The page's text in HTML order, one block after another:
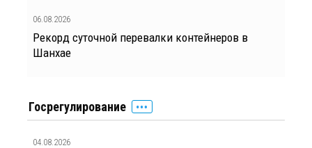
06.08.2026
Рекорд суточной перевалки контейнеров в
Шанхае
Госрегулирование
04.08.2026